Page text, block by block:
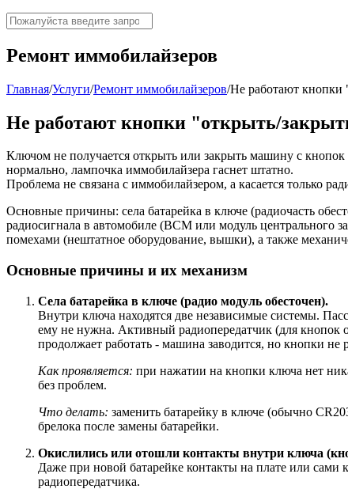
Ремонт иммобилайзеров
Главная/Услуги/Ремонт иммобилайзеров/Не работают кнопки
Не работают кнопки "открыть/
Ключом не получается открыть или закрыть машину с кнопок
нормально, лампочка иммобилайзера гаснет штатно.
Проблема не связана с иммобилайзером, а касается только
Основные причины: села батарейка в ключе (радиочасть
радиосигнала в автомобиле (BCM или модуль центрального
помехами (нештатное оборудование, вышки), а также
Основные причины и их механизм
Села батарейка в ключе (радио модуль обесточен).
Внутри ключа находятся две независимые системы.
ему не нужна. Активный радиопередатчик (для кнопок
продолжает работать - машина заводится, но кнопки не
Как проявляется: при нажатии на кнопки ключа нет
без проблем.
Что делать: заменить батарейку в ключе (обычно
брелока после замены батарейки.
Окислились или отошли контакты внутри ключа
Даже при новой батарейке контакты на плате или сами
радиопередатчика.